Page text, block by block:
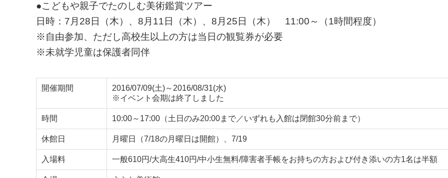
●こどもや親子でたのしむ美術鑑賞ツアー
日時：7月28日（木）、8月11日（木）、8月25日（木） 11:00～（1時間程度）
※自由参加、ただし高校生以上の方は当日の観覧券が必要
※未就学児童は保護者同伴
開催期間
2016/07/09(土)～2016/08/31(水)
※イベント会期は終了しました
時間 10:00～17:00（土日のみ20:00まで／いずれも入館は閉館30分前まで）
休館日 月曜日（7/18の月曜日は開館）、7/19
入場料 一般610円/大高生410円/中小生無料/障害者手帳をお持ちの方および付き添いの方1名は半額